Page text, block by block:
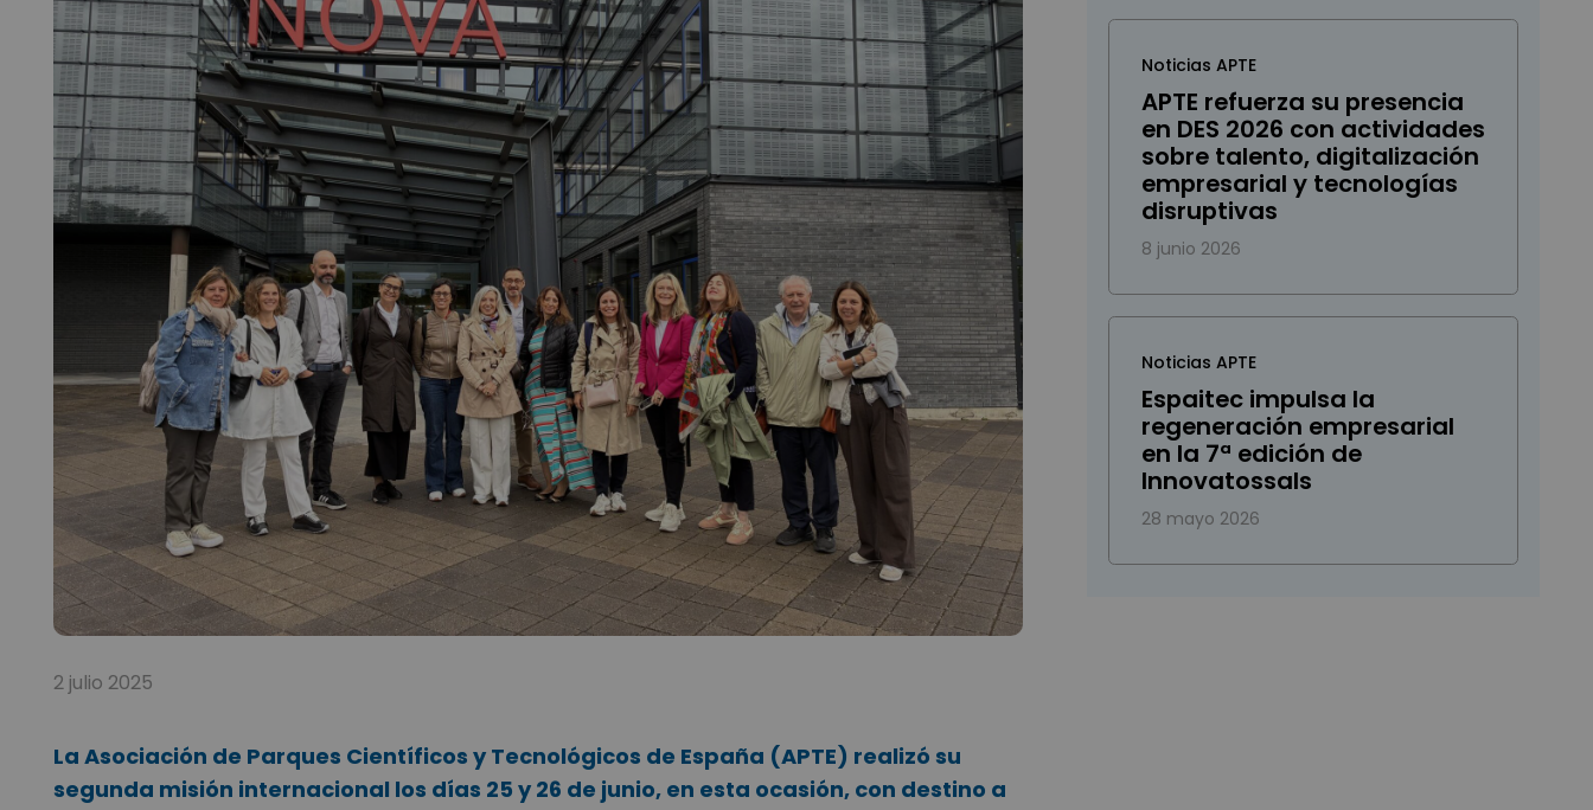
2 julio 2025
La Asociación de Parques Científicos y Tecnológicos de España (APTE) realizó su
segunda misión internacional los días 25 y 26 de junio, en esta ocasión, con destino a
Noticias APTE
APTE refuerza su presencia
en DES 2026 con actividades
sobre talento, digitalización
empresarial y tecnologías
disruptivas
8 junio 2026
Noticias APTE
Espaitec impulsa la
regeneración empresarial
en la 7ª edición de
Innovatossals
28 mayo 2026